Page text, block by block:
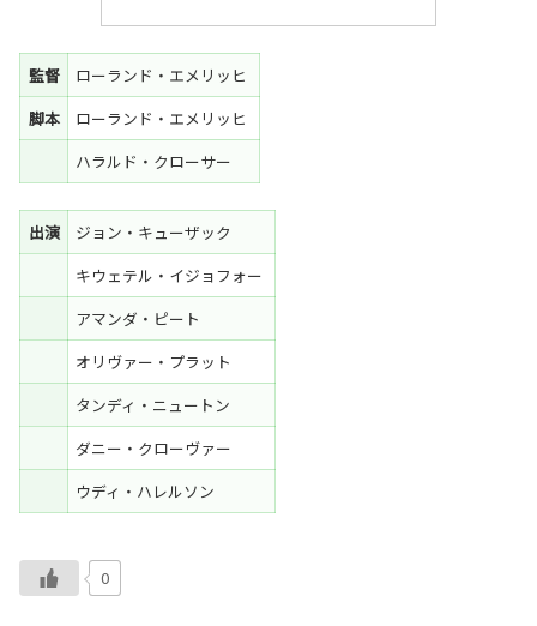
監督
ローランド・エメリッヒ
脚本
ローランド・エメリッヒ
ハラルド・クローサー
出演
ジョン・キューザック
キウェテル・イジョフォー
アマンダ・ピート
オリヴァー・プラット
タンディ・ニュートン
ダニー・クローヴァー
ウディ・ハレルソン
0